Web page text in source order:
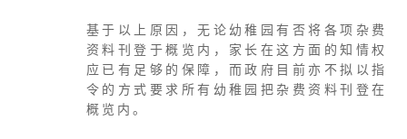
基 于 以 上 原 因 ， 无 论 幼 稚 园 有 否 将 各 项 杂 费
资 料 刊 登 于 概 览 内 ， 家 长 在 这 方 面 的 知 情 权
应 已 有 足 够 的 保 障 ， 而 政 府 目 前 亦 不 拟 以 指
令 的 方 式 要 求 所 有 幼 稚 园 把 杂 费 资 料 刊 登 在
概 览 内 。